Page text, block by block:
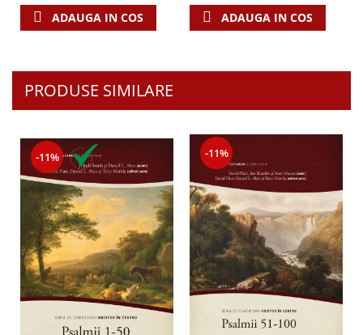
ADAUGA IN COS ADAUGA IN COS
PRODUSE SIMILARE
-11% -11%